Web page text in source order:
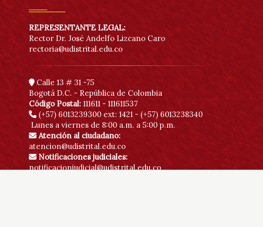
REPRESENTANTE LEGAL:
Rector Dr. José Andelfo Lizcano Caro
rectoria@udistrital.edu.co
Calle 13 # 31 -75
Bogotá D.C. - República de Colombia
Código Postal: 111611 - 111611537
(+57) 6013239300 ext: 1421 - (+57) 6013238340
Lunes a viernes de 8:00 a.m. a 5:00 p.m.
Atención al ciudadano:
atencion@udistrital.edu.co
Notificaciones judiciales:
notificacionjudicial@udistrital.edu.co